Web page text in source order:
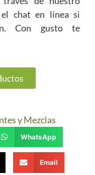
chat en línea si
Con gusto te
y Mezclas
WhatsApp
Email